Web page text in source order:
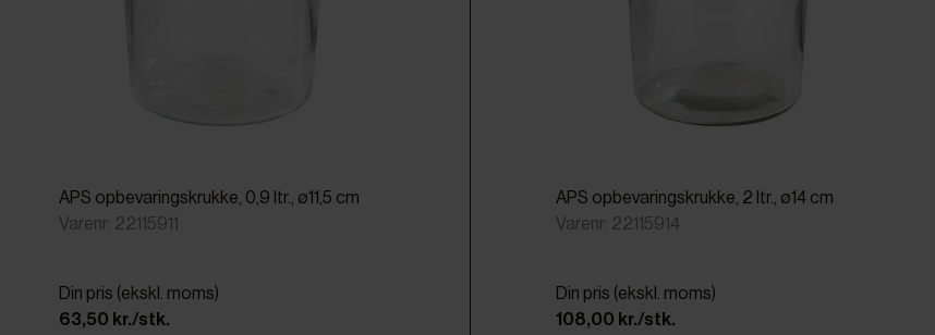
APS opbevaringskrukke, 0,9 ltr., ø11,5 cm
Varenr: 22115911
Din pris (ekskl. moms)
63,50 kr./stk.
APS opbevaringskrukke, 2 ltr., ø14 cm
Varenr: 22115914
Din pris (ekskl. moms)
108,00 kr./stk.